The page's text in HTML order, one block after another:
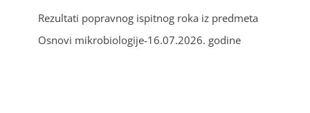
Rezultati popravnog ispitnog roka iz predmeta
Osnovi mikrobiologije-16.07.2026. godine